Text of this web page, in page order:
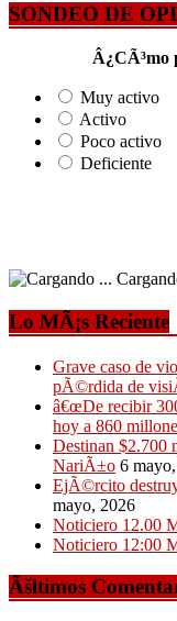
SONDEO DE
Â¿CÃ³mo
Muy activo
Activo
Poco activo
Deficiente
Lo MÃ¡s Reciente
Grave caso de
pÃ©rdida de
â€œDe recibir
hoy a 860
Destinan $2.700
NariÃ±o 6
EjÃ©rcito
mayo, 2026
Noticiero 12.00
Noticiero 12:00
Ãšltimos